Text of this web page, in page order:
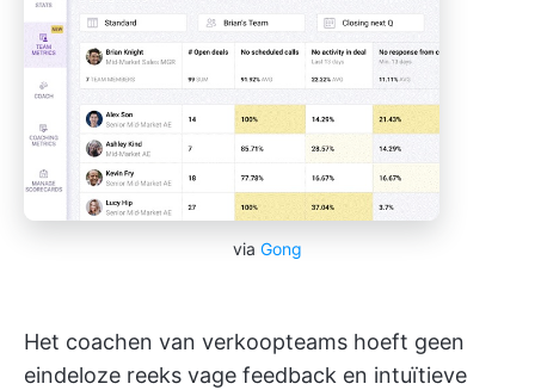
via Gong
Het coachen van verkoopteams hoeft geen
eindeloze reeks vage feedback en intuïtieve